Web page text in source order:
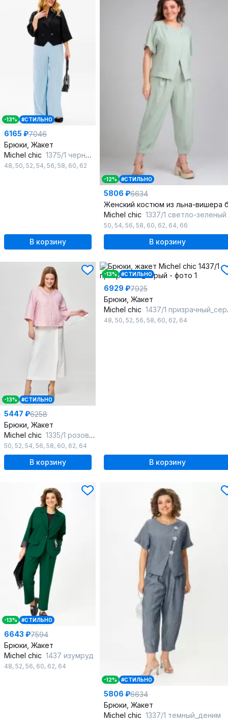
-13% #СТИЛЬНО
6165 ₽7046
Брюки, Жакет
Michel chic 1375/1 черный,голубой
48, 50, 52, 54, 56, 58, 60, 62
В корзину
-12% #СТИЛЬНО
5806 ₽6634
Michel chic 1337/1 светло-зеленый
50, 54, 56, 58, 60, 62, 64, 66
В корзину
-13% #СТИЛЬНО
5447 ₽6258
Брюки, Жакет
Michel chic 1335/1 розовый-белый
50, 52, 54, 56, 58, 60, 62, 64
В корзину
-13% #СТИЛЬНО
6929 ₽7925
Брюки, Жакет
Michel chic 1437/1 призрачный_серый
48, 50, 52, 56, 58, 60, 62, 64
В корзину
-13% #СТИЛЬНО
6643 ₽7594
Брюки, Жакет
Michel chic 1437 изумруд
48, 52, 56, 60, 62, 64
-12% #СТИЛЬНО
5806 ₽6634
Брюки, Жакет
Michel chic 1337/1 темный_деним